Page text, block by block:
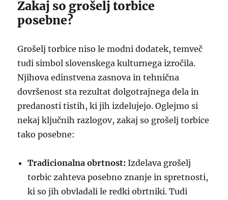
Zakaj so grošelj torbice
posebne?
Grošelj torbice niso le modni dodatek, temveč
tudi simbol slovenskega kulturnega izročila.
Njihova edinstvena zasnova in tehnična
dovršenost sta rezultat dolgotrajnega dela in
predanosti tistih, ki jih izdelujejo. Oglejmo si
nekaj ključnih razlogov, zakaj so grošelj torbice
tako posebne:
Tradicionalna obrtnost: Izdelava grošelj
torbic zahteva posebno znanje in spretnosti,
ki so jih obvladali le redki obrtniki. Tudi